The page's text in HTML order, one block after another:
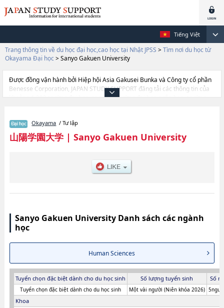
Tiếng Việt
Trang thông tin về du học đại học,cao học tại Nhật JPSS > Tìm nơi du học từ
Okayama Đại học > Sanyo Gakuen University
Được đồng vận hành bởi Hiệp hội Asia Gakusei Bunka và Công ty cổ phần
Benesse Corporation, JAPAN STUDY SUPPORT đăng tải các thông tin của
khoảng 1.300 trường đại học, cao học, trường đại học ngắn hạn, trường
tin cần thiết dành cho du học sinh, như là về các Ngành Human
ScienceshoặcNgành NursinghoặcNgành Regional Management, thông tin
về từng ngành học, thông tin liên quan đến thi tuyển như số lượng tuyển
Okayama / Tư lập
山陽学園大学| Sanyo Gakuen University
Sanyo Gakuen University Danh sách các ngành
học
Human Sciences
Tuyển chọn đặc biệt dành cho du học sinh Số lượng tuyển sinh Số
Tuyển chọn đặc biệt dành cho du học sinh Một vài người (Niên khóa 2026)
Khoa